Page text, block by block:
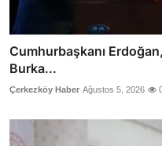
Cumhurbaşkanı
Burka...
Çerkezköy Haber Ağustos 5, 2026